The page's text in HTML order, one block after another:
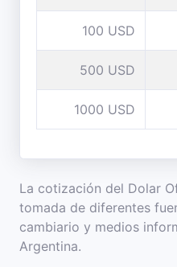
100 USD
500 USD
1000 USD
La cotización del Dolar
tomada de diferentes
cambiario y medios
Argentina.